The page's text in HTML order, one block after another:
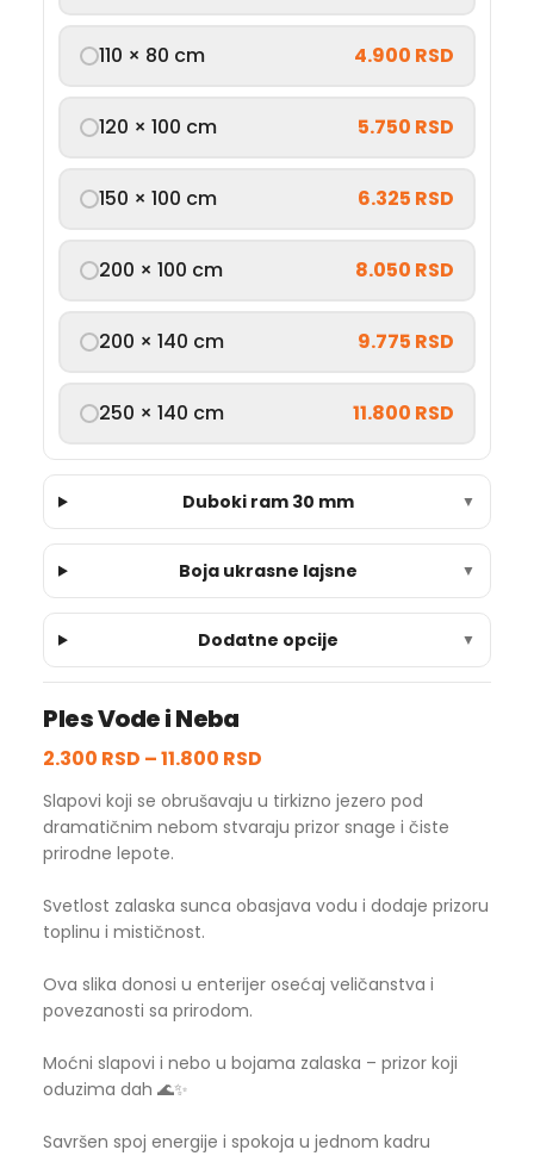
110 × 80 cm 4.900 RSD
120 × 100 cm 5.750 RSD
150 × 100 cm 6.325 RSD
200 × 100 cm 8.050 RSD
200 × 140 cm 9.775 RSD
250 × 140 cm 11.800 RSD
Duboki ram 30 mm ▼
Boja ukrasne lajsne ▼
Dodatne opcije ▼
Ples Vode i Neba
2.300 RSD –11.800 RSD
Slapovi koji se obrušavaju u tirkizno jezero pod
dramatičnim nebom stvaraju prizor snage i čiste
prirodne lepote.
Svetlost zalaska sunca obasjava vodu i dodaje prizoru
toplinu i mističnost.
Ova slika donosi u enterijer osećaj veličanstva i
povezanosti sa prirodom.
Moćni slapovi i nebo u bojama zalaska – prizor koji
oduzima dah 🌊✨
Savršen spoj energije i spokoja u jednom kadru